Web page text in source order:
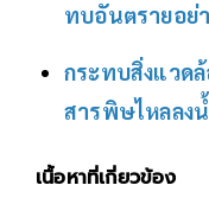
ทบอันตรายอย่
กระทบสิ่งแวด
สารพิษไหลลง
เนื้อหาที่เกี่ยวข้อง